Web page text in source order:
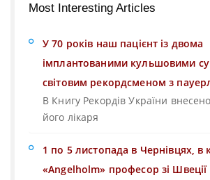
Most Interesting Articles
У 70 років наш пацієнт із двома
імплантованими кульшовими
світовим рекордсменом з
В Книгу Рекордів України
його лікаря
1 по 5 листопада в Чернівцях, в
«Angelholm» професор зі Швеції